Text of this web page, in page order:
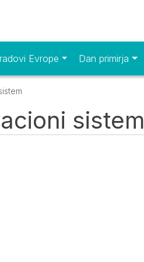
Evrope Dan primirja
sistem